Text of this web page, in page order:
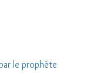
le prophète